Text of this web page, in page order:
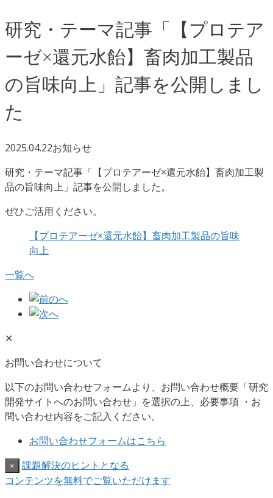
研究・テーマ記事「【プロテア
ーゼ×還元水飴】畜肉加工製品
の旨味向上」記事を公開しまし
た
2025.04.22お知らせ
研究・テーマ記事「【プロテアーゼ×還元水飴】畜肉加工製
品の旨味向上」記事を公開しました。
ぜひご活用ください。
【プロテアーゼ×還元水飴】畜肉加工製品の旨味
向上
一覧へ
✕
お問い合わせについて
以下のお問い合わせフォームより、お問い合わせ概要「研究
開発サイトへのお問い合わせ」を選択の上、必要事項 ・お
問い合わせ内容をご記入ください。
お問い合わせフォームはこちら
×
課題解決のヒントとなる
コンテンツを無料でご覧いただけます